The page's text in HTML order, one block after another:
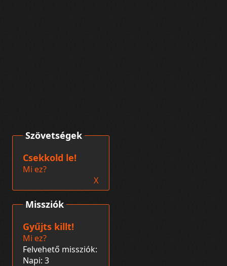
Missziók
Gyűjts killt!
Mi ez?
Felvehető missziók:
Napi: 3
Szövetségek
Csekkold le!
Mi ez?
X